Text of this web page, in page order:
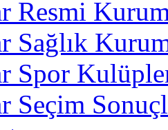
Resmi
Sağlık
Spor
Seçim